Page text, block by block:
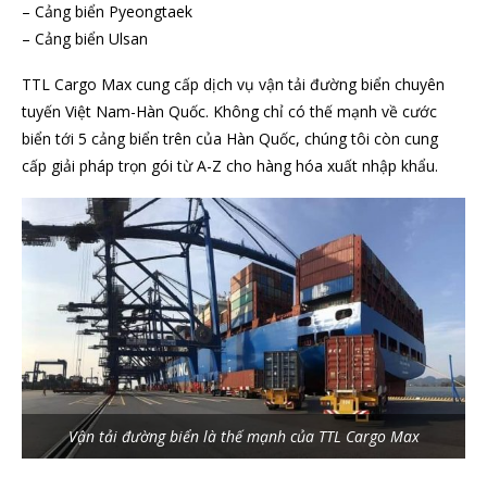
– Cảng biển Pyeongtaek
– Cảng biển Ulsan
TTL Cargo Max cung cấp dịch vụ vận tải đường biển chuyên
tuyến Việt Nam-Hàn Quốc. Không chỉ có thế mạnh về cước
biển tới 5 cảng biển trên của Hàn Quốc, chúng tôi còn cung
cấp giải pháp trọn gói từ A-Z cho hàng hóa xuất nhập khẩu.
Vận tải đường biển là thế mạnh của TTL Cargo Max